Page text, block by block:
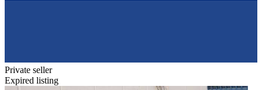
Private seller
Expired listing